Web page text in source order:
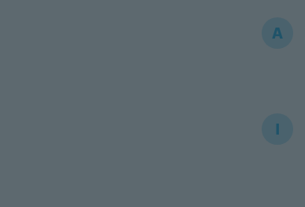
A
I